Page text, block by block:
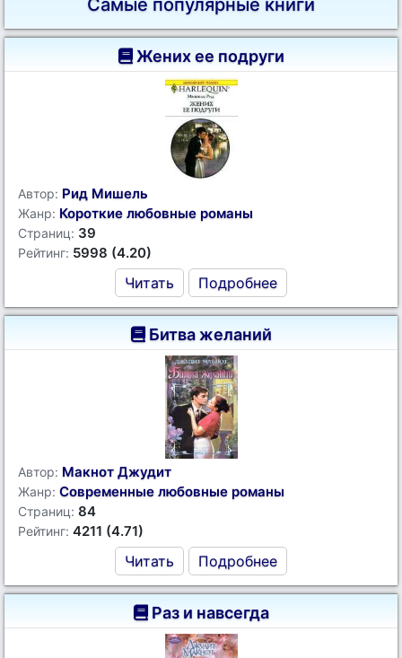
Самые популярные книги
Жених ее подруги
Автор: Рид Мишель
Жанр: Короткие любовные романы
Страниц: 39
Рейтинг: 5998 (4.20)
Читать Подробнее
Битва желаний
Автор: Макнот Джудит
Жанр: Современные любовные романы
Страниц: 84
Рейтинг: 4211 (4.71)
Читать Подробнее
Раз и навсегда